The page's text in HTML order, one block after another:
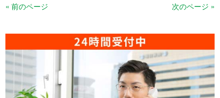
« 前のページ 次のページ »